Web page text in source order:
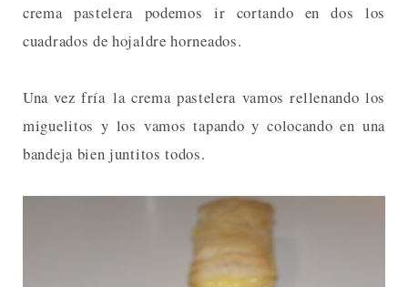
crema pastelera podemos ir cortando en dos los
cuadrados de hojaldre horneados.
Una vez fría la crema pastelera vamos rellenando los
miguelitos y los vamos tapando y colocando en una
bandeja bien juntitos todos.